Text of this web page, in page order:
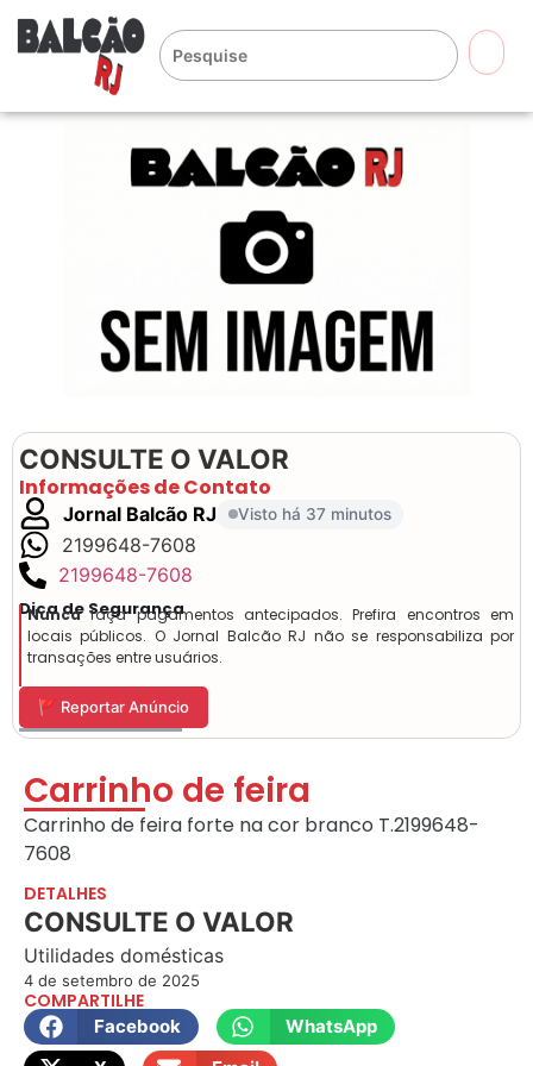
CONSULTE O VALOR
Informações de Contato
Jornal Balcão RJ Visto há 37 minutos
2199648-7608
2199648-7608
Dica de Segurança
Nuncafaça pagamentos antecipados. Prefira encontros em
locais públicos. O Jornal Balcão RJ não se responsabiliza por
transações entre usuários.
🚩 Reportar Anúncio
Carrinho de feira
Carrinho de feira forte na cor branco T.2199648-
7608
DETALHES
CONSULTE O VALOR
Utilidades domésticas
4 de setembro de 2025
COMPARTILHE
Facebook
WhatsApp